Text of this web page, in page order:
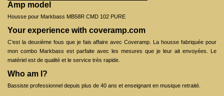
Amp model
Housse pour Markbass MB58R CMD 102 PURE
Your experience with coveramp.com
C’est la deuxième fous que je fais affaire avec Coveramp. La housse fabriquée pour
mon combo Markbass est parfaite avec les mesures que je leur ait envoyées. Le
matériel est de qualité et le service très rapide.
Who am I?
Bassiste professionnel depuis plus de 40 ans et enseignant en musique retraité.